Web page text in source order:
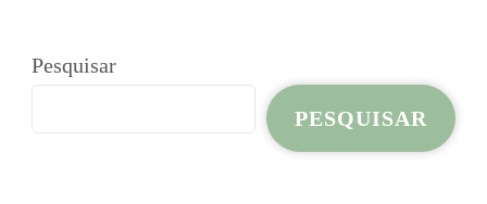
Pesquisar
PESQUISAR